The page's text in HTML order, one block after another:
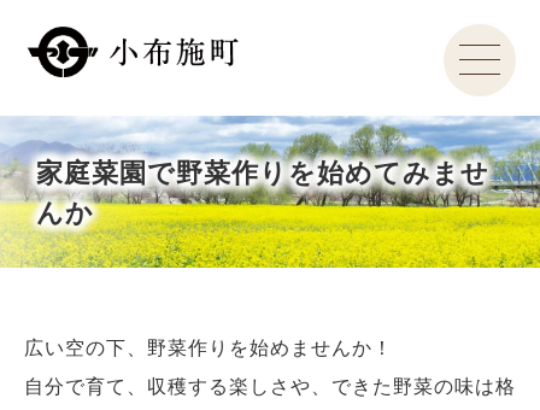
家庭菜園で野菜作りを始めてみませ
んか
広い空の下、野菜作りを始めませんか！
自分で育て、収穫する楽しさや、できた野菜の味は格